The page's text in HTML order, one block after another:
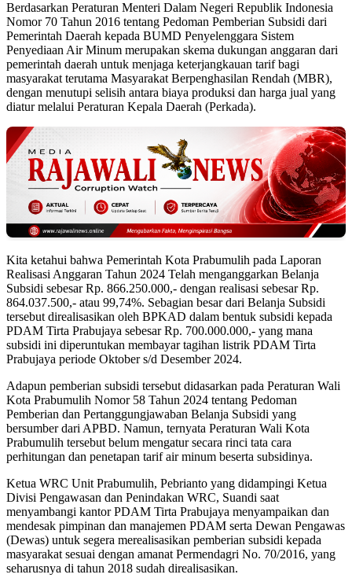
Berdasarkan Peraturan Menteri Dalam Negeri Republik Indonesia
Nomor 70 Tahun 2016 tentang Pedoman Pemberian Subsidi dari
Pemerintah Daerah kepada BUMD Penyelenggara Sistem
Penyediaan Air Minum merupakan skema dukungan anggaran dari
pemerintah daerah untuk menjaga keterjangkauan tarif bagi
masyarakat terutama Masyarakat Berpenghasilan Rendah (MBR),
dengan menutupi selisih antara biaya produksi dan harga jual yang
diatur melalui Peraturan Kepala Daerah (Perkada).
Kita ketahui bahwa Pemerintah Kota Prabumulih pada Laporan
Realisasi Anggaran Tahun 2024 Telah menganggarkan Belanja
Subsidi sebesar Rp. 866.250.000,- dengan realisasi sebesar Rp.
864.037.500,- atau 99,74%. Sebagian besar dari Belanja Subsidi
tersebut direalisasikan oleh BPKAD dalam bentuk subsidi kepada
PDAM Tirta Prabujaya sebesar Rp. 700.000.000,- yang mana
subsidi ini diperuntukan membayar tagihan listrik PDAM Tirta
Prabujaya periode Oktober s/d Desember 2024.
Adapun pemberian subsidi tersebut didasarkan pada Peraturan Wali
Kota Prabumulih Nomor 58 Tahun 2024 tentang Pedoman
Pemberian dan Pertanggungjawaban Belanja Subsidi yang
bersumber dari APBD. Namun, ternyata Peraturan Wali Kota
Prabumulih tersebut belum mengatur secara rinci tata cara
perhitungan dan penetapan tarif air minum beserta subsidinya.
Ketua WRC Unit Prabumulih, Pebrianto yang didampingi Ketua
Divisi Pengawasan dan Penindakan WRC, Suandi saat
menyambangi kantor PDAM Tirta Prabujaya menyampaikan dan
mendesak pimpinan dan manajemen PDAM serta Dewan Pengawas
(Dewas) untuk segera merealisasikan pemberian subsidi kepada
masyarakat sesuai dengan amanat Permendagri No. 70/2016, yang
seharusnya di tahun 2018 sudah direalisasikan.